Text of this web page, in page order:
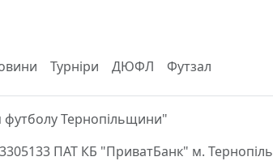
Турніри ДЮФЛ Футзал
футболу Тернопільщини"
ПАТ КБ "ПриватБанк" м. Тернопіль